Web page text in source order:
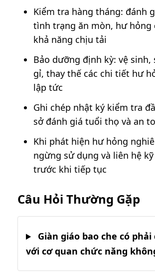
Kiểm tra hàng tháng: đánh
tình trạng ăn mòn, hư hỏng
khả năng chịu tải
Bảo dưỡng định kỳ: vệ sinh,
gỉ, thay thế các chi tiết hư
lập tức
Ghi chép nhật ký kiểm tra
sở đánh giá tuổi thọ và an
Khi phát hiện hư hỏng
ngừng sử dụng và liên hệ
trước khi tiếp tục
Câu Hỏi Thường Gặp
Giàn giáo bao che có
với cơ quan chức năng